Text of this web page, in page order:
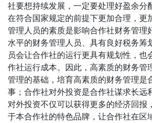
社要想持续发展，一定要处理好盈余分
在符合国家规定的前提下更加合理，更
管理人员的素质是影响合作社财务管理
水平的财务管理人员、具有良好税务筹
员会让合作社的运行更具有规划性，也
作社运行成本。因此，高素质的财务管
管理的基础，培育高素质的财务管理是
事；合作社对外投资是合作社谋求长远
对外投资不仅可以获得更多的经济回报
于本合作社的特色品牌，让合作社在区